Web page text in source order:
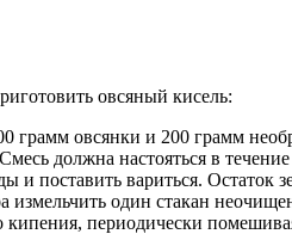
овсяный кисель:
грамм овсянки и 200 грамм
должна настояться в
и поставить вариться. Остаток
один стакан
кипения, периодически